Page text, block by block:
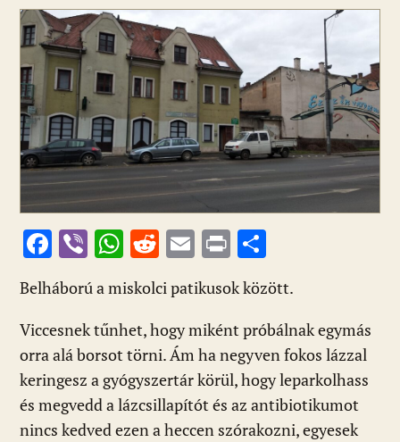
F
ac
e
b
o
o
k
Vi
b
er
W
h
at
s
A
p
p
R
e
d
di
t
E
m
ai
l
Pr
in
t
ss
za
m
e
g
Belháború a miskolci patikusok között.
Viccesnek tűnhet, hogy miként próbálnak egymás
orra alá borsot törni. Ám ha negyven fokos lázzal
keringesz a gyógyszertár körül, hogy leparkolhass
és megvedd a lázcsillapítót és az antibiotikumot
nincs kedved ezen a heccen szórakozni, egyesek